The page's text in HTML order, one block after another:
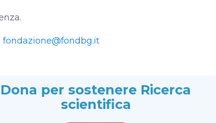
fondazione@fondbg.it
Dona per sostenere Ricerca
scientifica